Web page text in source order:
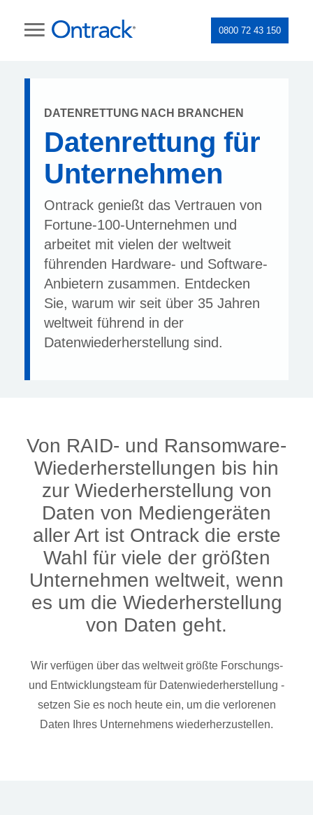
0800 72 43 150
DATENRETTUNG NACH BRANCHEN
Datenrettung für
Unternehmen
Ontrack genießt das Vertrauen von
Fortune-100-Unternehmen und
arbeitet mit vielen der weltweit
führenden Hardware- und Software-
Anbietern zusammen. Entdecken
Sie, warum wir seit über 35 Jahren
weltweit führend in der
Datenwiederherstellung sind.
Von RAID- und Ransomware-
Wiederherstellungen bis hin
zur Wiederherstellung von
Daten von Mediengeräten
aller Art ist Ontrack die erste
Wahl für viele der größten
Unternehmen weltweit, wenn
es um die Wiederherstellung
von Daten geht.
Wir verfügen über das weltweit größte Forschungs-
und Entwicklungsteam für Datenwiederherstellung -
setzen Sie es noch heute ein, um die verlorenen
Daten Ihres Unternehmens wiederherzustellen.